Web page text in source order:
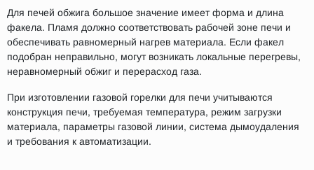
Для печей обжига большое значение имеет форма и длина
факела. Пламя должно соответствовать рабочей зоне печи и
обеспечивать равномерный нагрев материала. Если факел
подобран неправильно, могут возникать локальные перегревы,
неравномерный обжиг и перерасход газа.
При изготовлении газовой горелки для печи учитываются
конструкция печи, требуемая температура, режим загрузки
материала, параметры газовой линии, система дымоудаления
и требования к автоматизации.